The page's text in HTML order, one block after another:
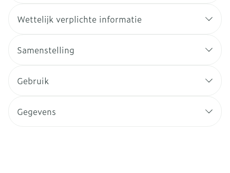
Wettelijk verplichte informatie
Samenstelling
Gebruik
Gegevens